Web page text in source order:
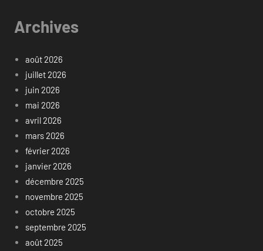
Archives
août 2026
juillet 2026
juin 2026
mai 2026
avril 2026
mars 2026
février 2026
janvier 2026
décembre 2025
novembre 2025
octobre 2025
septembre 2025
août 2025